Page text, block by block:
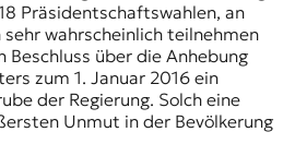
Präsidentschaftswahlen, an
wahrscheinlich teilnehmen
Beschluss über die Anhebung
zum 1. Januar 2016 ein
der Regierung. Solch eine
Unmut in der Bevölkerung